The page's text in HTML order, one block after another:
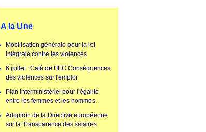
A la Une
Mobilisation générale pour la loi
intégrale contre les violences
6 juillet : Café de l'IEC Conséquences
des violences sur l'emploi
Plan interministériel pour l’égalité
entre les femmes et les hommes.
Adoption de la Directive européenne
sur la Transparence des salaires